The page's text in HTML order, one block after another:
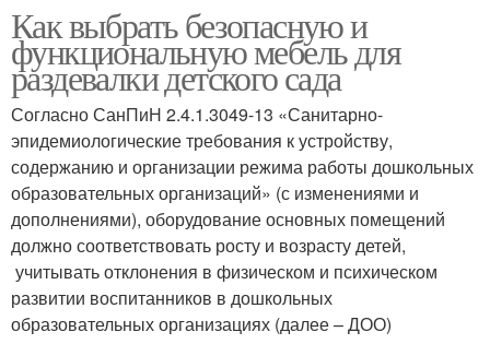
Как выбрать безопасную и
функциональную мебель для
раздевалки детского сада
Согласно СанПиН 2.4.1.3049-13 «Санитарно-
эпидемиологические требования к устройству,
содержанию и организации режима работы дошкольных
образовательных организаций» (с изменениями и
дополнениями), оборудование основных помещений
должно соответствовать росту и возрасту детей,
учитывать отклонения в физическом и психическом
развитии воспитанников в дошкольных
образовательных организациях (далее – ДОО)